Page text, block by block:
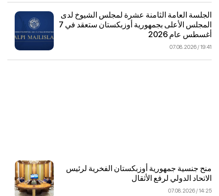
الجلسة العامة الثامنة عشرة لمجلس الشيوخ لدى
المجلس الأعلى بجمهورية أوزبكستان ستعقد في 7
أغسطس عام 2026
19:41 / 07.08.2026
منح جنسية جمهورية أوزبكستان الفخرية لرئيس
الاتحاد الدولي لرفع الأثقال
14:25 / 07.08.2026